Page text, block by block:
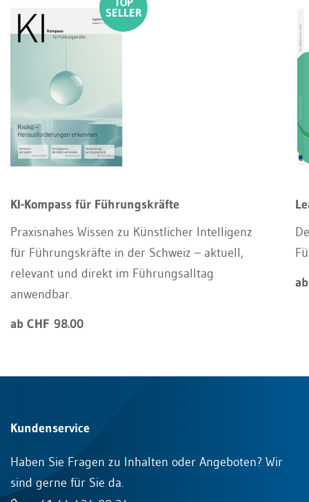
KI-Kompass für Führungskräfte
Praxisnahes Wissen zu Künstlicher Intelligenz
für Führungskräfte in der Schweiz – aktuell,
relevant und direkt im Führungsalltag
anwendbar.
ab CHF 98.00
Kundenservice
Haben Sie Fragen zu Inhalten oder Angeboten? Wir
sind gerne für Sie da.